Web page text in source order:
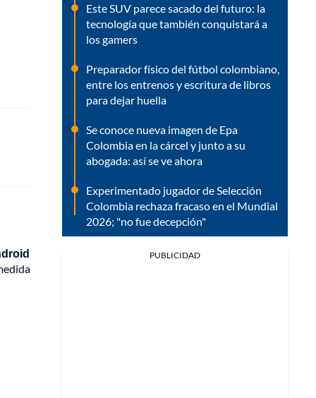
Este SUV parece sacado del futuro: la
tecnología que también conquistará a
los gamers
Preparador físico del fútbol colombiano,
entre los entrenos y escritura de libros
para dejar huella
Se conoce nueva imagen de Epa
Colombia en la cárcel y junto a su
abogada: así se ve ahora
Experimentado jugador de Selección
Colombia rechaza fracaso en el Mundial
2026; "no fue decepción"
PUBLICIDAD